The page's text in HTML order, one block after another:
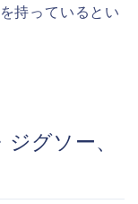
持っているとい
グソー、